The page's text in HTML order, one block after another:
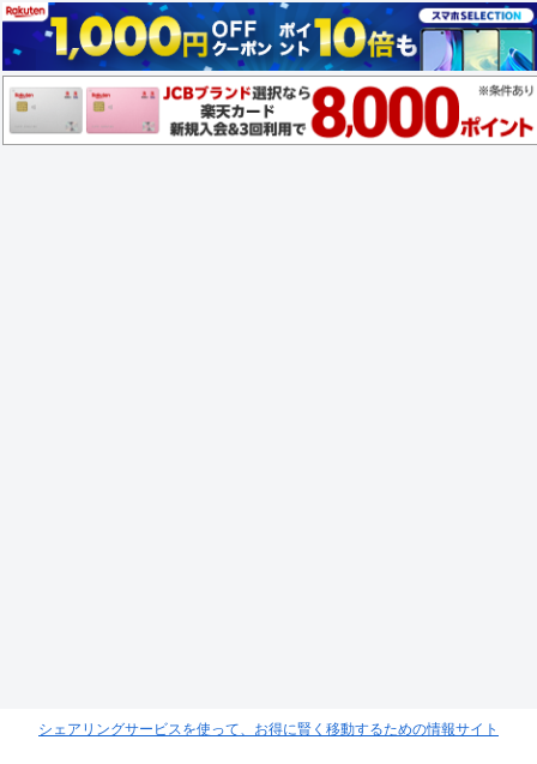
シェアリングサービスを使って、お得に賢く移動するための情報サイト